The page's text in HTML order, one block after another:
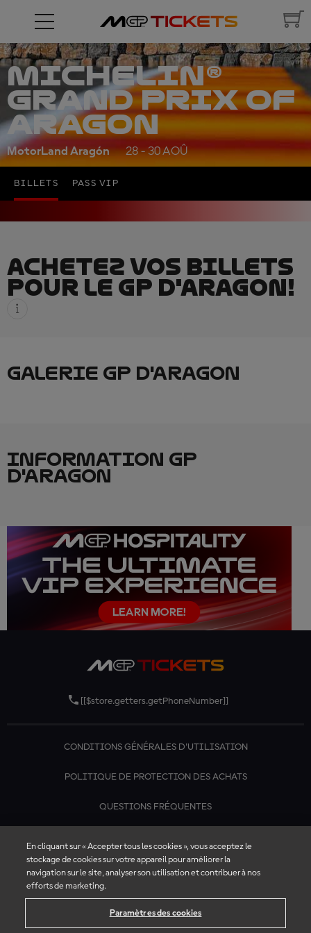
MICHELIN®
GRAND PRIX OF
ARAGON
MotorLand Aragón 28 - 30 AOÛ
BILLETS PASS VIP
ACHETEZ VOS BILLETS
POUR LE GP D'ARAGON!
GALERIE GP D'ARAGON
INFORMATION GP
D'ARAGON
[[$store.getters.getPhoneNumber]]
CONDITIONS GÉNÉRALES D'UTILISATION
POLITIQUE DE PROTECTION DES ACHATS
QUESTIONS FRÉQUENTES
En cliquant sur « Accepter tous les cookies », vous acceptez le
stockage de cookies sur votre appareil pour améliorer la
navigation sur le site, analyser son utilisation et contribuer à nos
efforts de marketing.
Paramètres des cookies